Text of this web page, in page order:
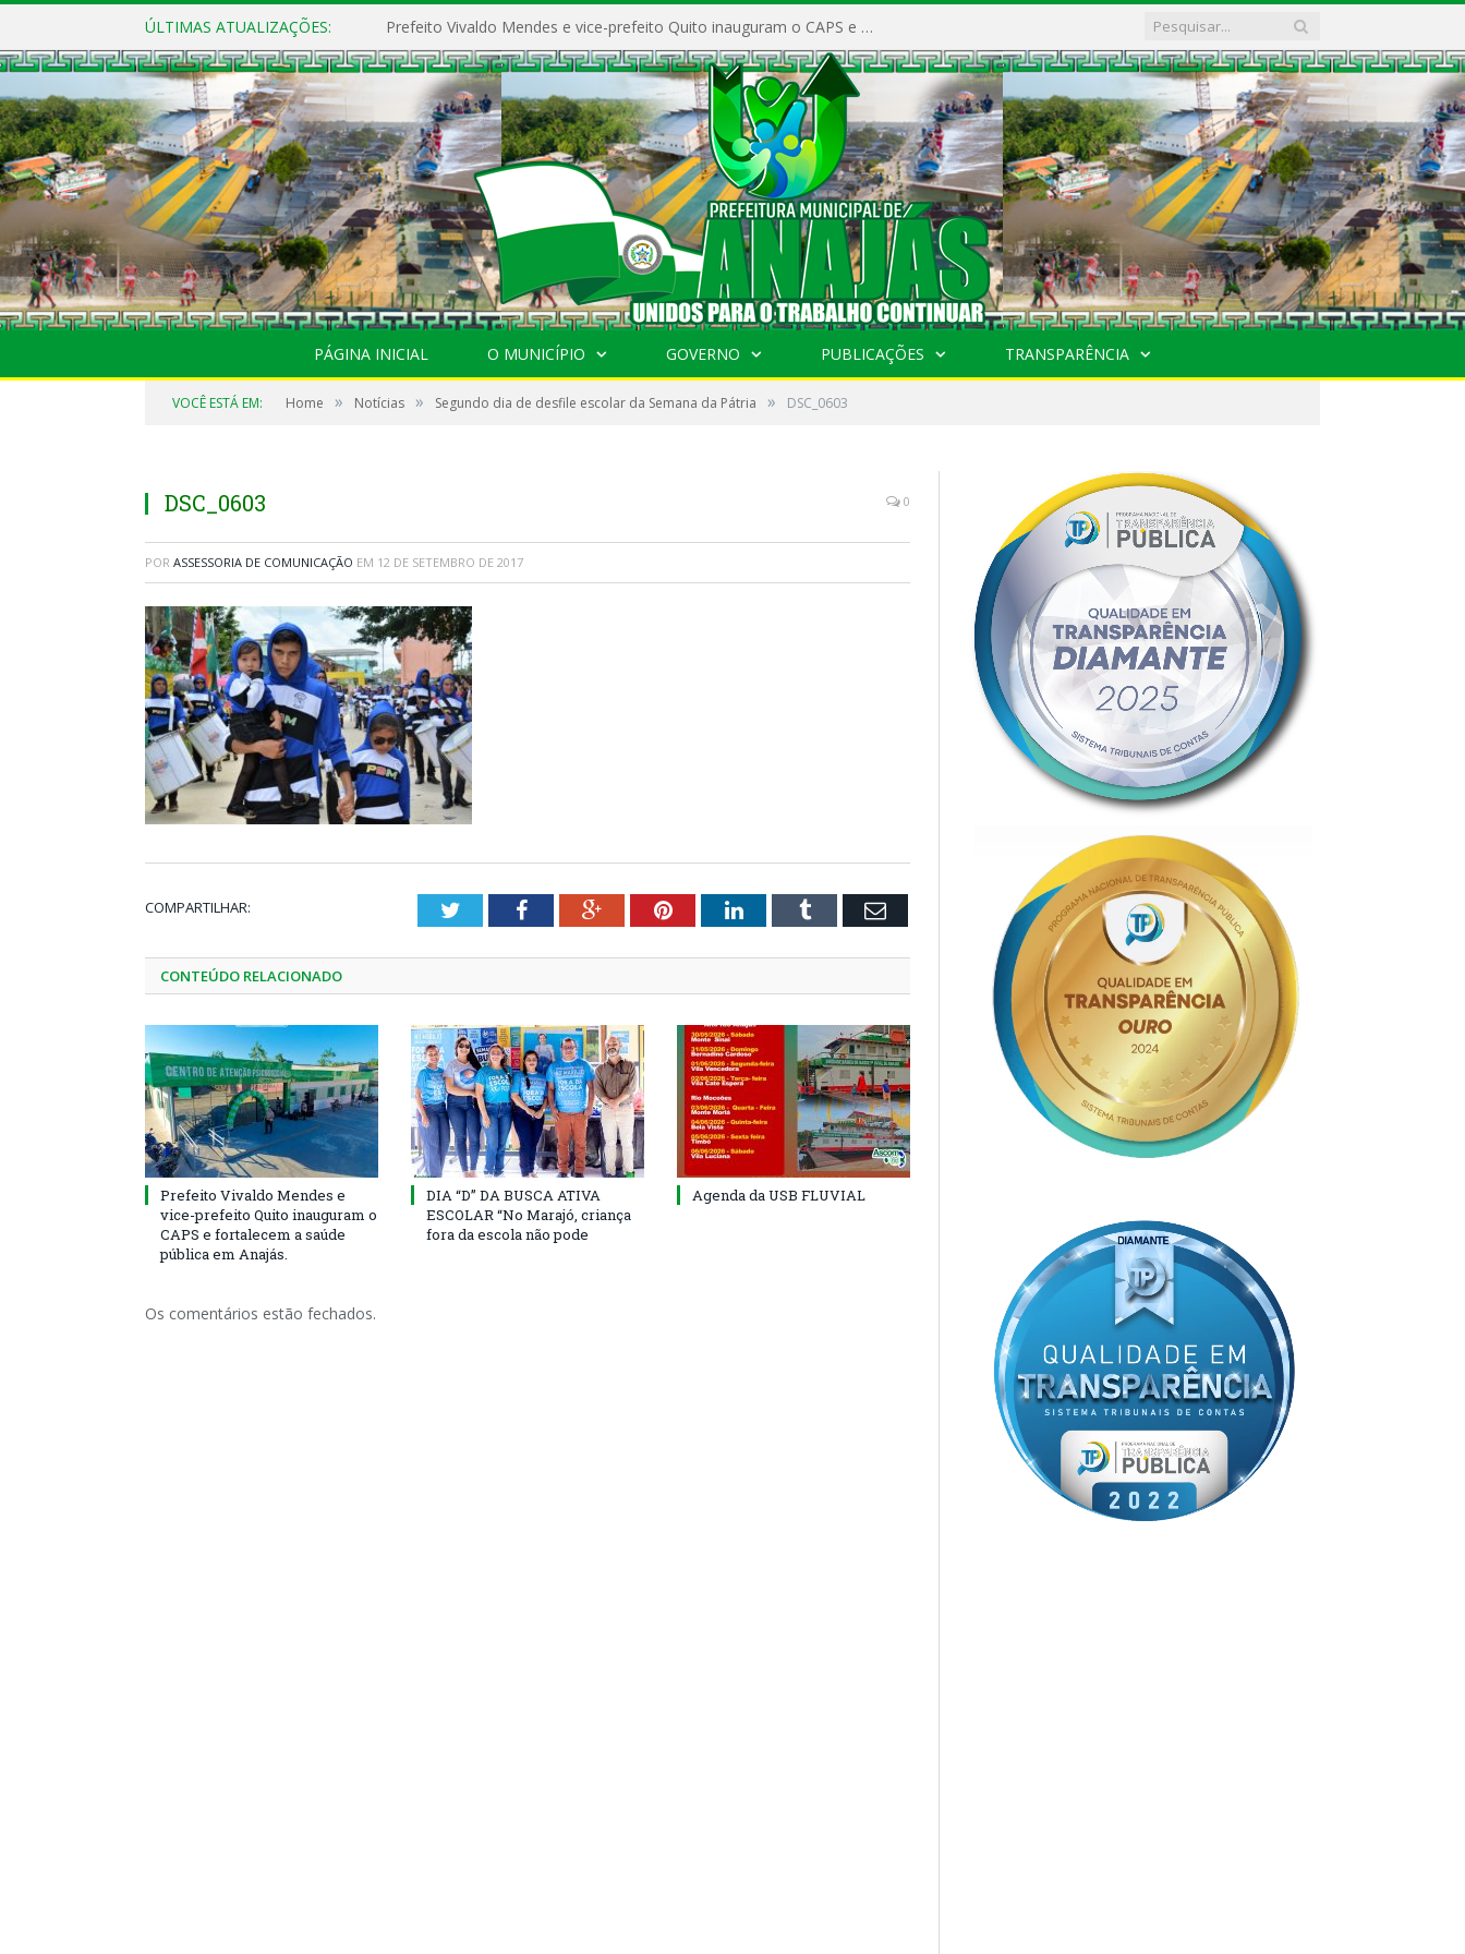
ÚLTIMAS ATUALIZAÇÕES: Prefeito Vivaldo Mendes e vice-prefeito Quito inauguram o CAPS e fortalecem a saúde pública em Anajás.
PÁGINA INICIAL O MUNICÍPIO GOVERNO PUBLICAÇÕES TRANSPARÊNCIA
VOCÊ ESTÁ EM: Home » Notícias » Segundo dia de desfile escolar da Semana da Pátria » DSC_0603
DSC_0603 0
POR ASSESSORIA DE COMUNICAÇÃO EM 12 DE SETEMBRO DE 2017
COMPARTILHAR: TwitterFacebookGoogle+PinterestLinkedInTumblr Email
CONTEÚDO RELACIONADO
Prefeito Vivaldo Mendes e
vice-prefeito Quito inauguram o
CAPS e fortalecem a saúde
pública em Anajás.
DIA “D” DA BUSCA ATIVA
ESCOLAR “No Marajó, criança
fora da escola não pode
Agenda da USB FLUVIAL
Os comentários estão fechados.